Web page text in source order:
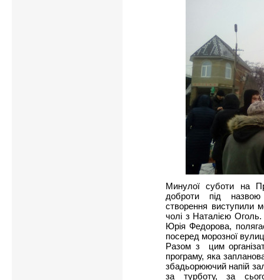
Минулої суботи на
доброти під назвою
створення виступили
чолі з Наталією Оголь.
Юрія Федорова,
посеред морозної
Разом з цим
програму, яка
збадьорюючий напій
за турботу, за